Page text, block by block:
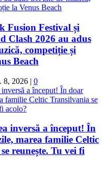
Fusion Festival și
Clash 2026 au adus
competiție și
Beach
8, 2026 | 0
inversă a început! În
marea familie Celtic
reunește. Tu vei fi